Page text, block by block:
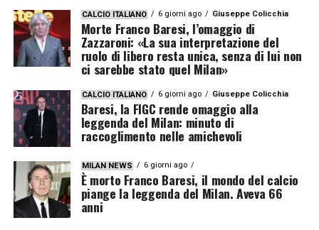
CALCIO ITALIANO 6 giorni ago Giuseppe Colicchia
Morte Franco Baresi, l’omaggio di
Zazzaroni: «La sua interpretazione del
ruolo di libero resta unica, senza di lui non
ci sarebbe stato quel Milan»
CALCIO ITALIANO 6 giorni ago Giuseppe Colicchia
Baresi, la FIGC rende omaggio alla
leggenda del Milan: minuto di
raccoglimento nelle amichevoli
MILAN NEWS 6 giorni ago
È morto Franco Baresi, il mondo del calcio
piange la leggenda del Milan. Aveva 66
anni